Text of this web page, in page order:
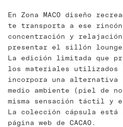
En Zona MACO diseño
te transporta a ese
concentración y
presentar el sillón lounge
La edición limitada que
los materiales utilizados
incorpora una alternativa
medio ambiente (piel de
misma sensación táctil y
La colección cápsula
página web de CACAO.